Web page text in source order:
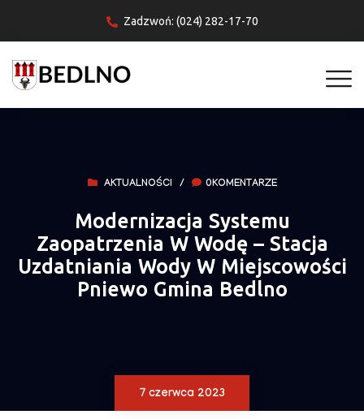
Zadzwoń: (024) 282-17-70
AKTUALNOŚCI / 0KOMENTARZE
Modernizacja Systemu
Zaopatrzenia W Wodę – Stacja
Uzdatniania Wody W Miejscowości
Pniewo Gmina Bedlno
7 czerwca 2023